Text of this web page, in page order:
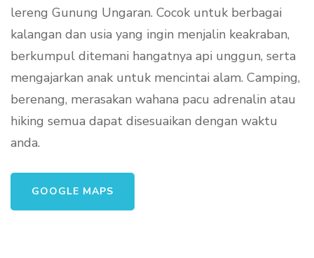
lereng Gunung Ungaran. Cocok untuk berbagai
kalangan dan usia yang ingin menjalin keakraban,
berkumpul ditemani hangatnya api unggun, serta
mengajarkan anak untuk mencintai alam. Camping,
berenang, merasakan wahana pacu adrenalin atau
hiking semua dapat disesuaikan dengan waktu
anda.
GOOGLE MAPS